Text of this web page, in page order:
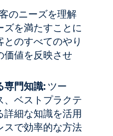
のニーズを理解
ズを満たすことに
のすべてのやり
価値を反映させ
専門知識:ツー
、ベストプラクテ
詳細な知識を活用
スで効率的な方法